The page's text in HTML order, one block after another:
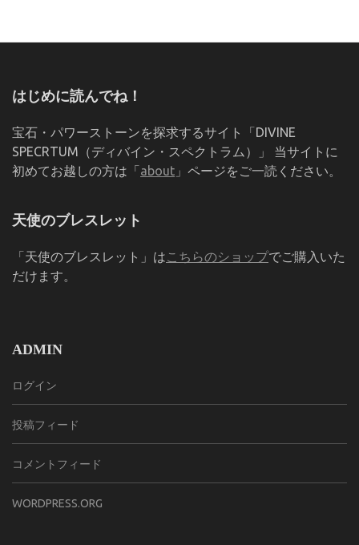
はじめに読んでね！
宝石・パワーストーンを探求するサイト「DIVINE
SPECRTUM（ディバイン・スペクトラム）」 当サイトに
初めてお越しの方は「about 」ページをご一読ください。
天使のブレスレット
「天使のブレスレット」はこちらのショップでご購入いた
だけます。
ADMIN
ログイン
投稿フィード
コメントフィード
WORDPRESS.ORG